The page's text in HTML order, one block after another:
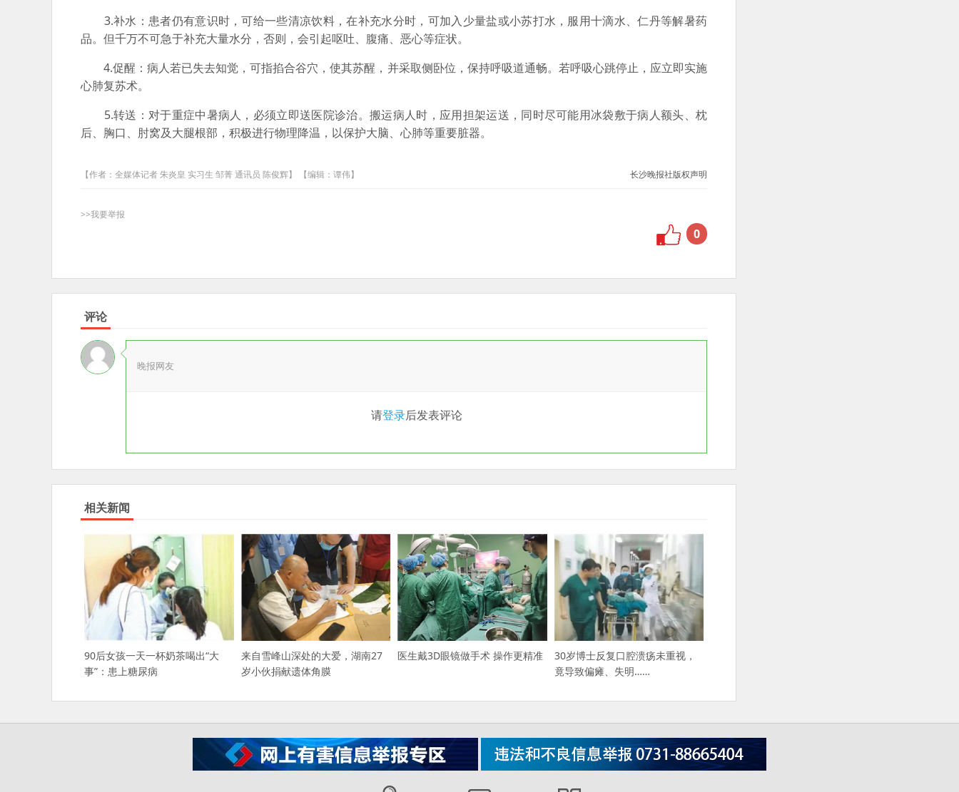
3.补水：患者仍有意识时，可给一些清凉饮料，在补充水分时，可加入少量盐或小苏打水，服用十滴水、仁丹等解暑药
品。但千万不可急于补充大量水分，否则，会引起呕吐、腹痛、恶心等症状。
4.促醒：病人若已失去知觉，可指掐合谷穴，使其苏醒，并采取侧卧位，保持呼吸道通畅。若呼吸心跳停止，应立即实施
心肺复苏术。
5.转送：对于重症中暑病人，必须立即送医院诊治。搬运病人时，应用担架运送，同时尽可能用冰袋敷于病人额头、枕
后、胸口、肘窝及大腿根部，积极进行物理降温，以保护大脑、心肺等重要脏器。
【作者：全媒体记者 朱炎皇 实习生 邹菁 通讯员 陈俊辉】 【编辑：谭伟】 长沙晚报社版权声明
>>我要举报
0
评论
晚报网友
请登录后发表评论
相关新闻
90后女孩一天一杯奶茶喝出“大
事”：患上糖尿病
来自雪峰山深处的大爱，湖南27
岁小伙捐献遗体角膜
医生戴3D眼镜做手术 操作更精准
30岁博士反复口腔溃疡未重视，
竟导致偏瘫、失明……